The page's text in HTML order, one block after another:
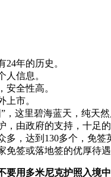
年的历史。
信息。
全性高。
市。
这里碧海蓝天，纯天
由政府的支持，十足的
，达到130多个，免
签或落地签的优厚待
用多米尼克护照入境中